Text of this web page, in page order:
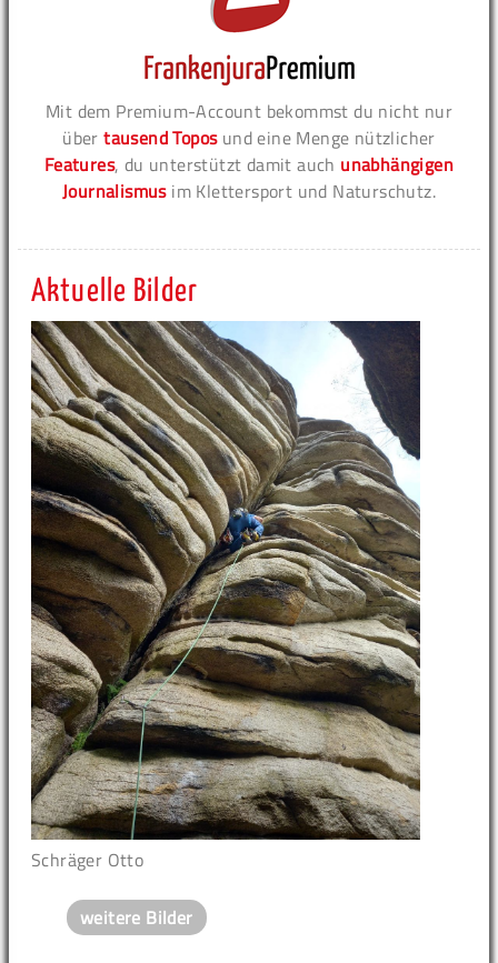
Mit dem Premium-Account bekommst du nicht nur
übertausend Toposund eine Menge nützlicher
Features, du unterstützt damit auch unabhängigen
Journalismusim Klettersport und Naturschutz.
Aktuelle Bilder
Schräger Otto
weitere Bilder